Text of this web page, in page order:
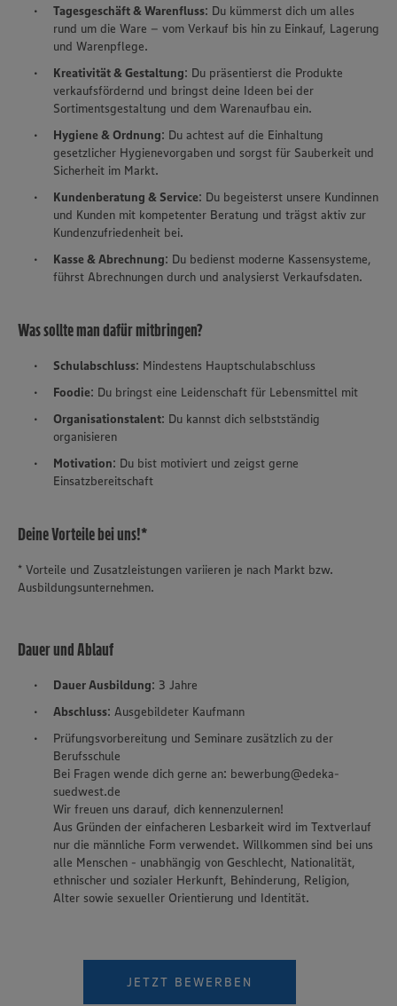
Wir setzen Cookies und andere Technologien ein, um Ihnen
Tagesgeschäft & Warenfluss: Du kümmerst dich um alles
rund um die Ware – vom Verkauf bis hin zu Einkauf, Lagerung
und Warenpflege.
Kreativität & Gestaltung: Du präsentierst die Produkte
verkaufsfördernd und bringst deine Ideen bei der
Sortimentsgestaltung und dem Warenaufbau ein.
Hygiene & Ordnung: Du achtest auf die Einhaltung
gesetzlicher Hygienevorgaben und sorgst für Sauberkeit und
Sicherheit im Markt.
Kundenberatung & Service: Du begeisterst unsere Kundinnen
und Kunden mit kompetenter Beratung und trägst aktiv zur
Kundenzufriedenheit bei.
Kasse & Abrechnung: Du bedienst moderne Kassensysteme,
führst Abrechnungen durch und analysierst Verkaufsdaten.
Was sollte man dafür mitbringen?
Schulabschluss: Mindestens Hauptschulabschluss
Foodie: Du bringst eine Leidenschaft für Lebensmittel mit
Organisationstalent: Du kannst dich selbstständig
organisieren
Motivation: Du bist motiviert und zeigst gerne
Einsatzbereitschaft
Deine Vorteile bei uns!*
* Vorteile und Zusatzleistungen variieren je nach Markt bzw.
Ausbildungsunternehmen.
Dauer und Ablauf
Dauer Ausbildung: 3 Jahre
Abschluss: Ausgebildeter Kaufmann
Prüfungsvorbereitung und Seminare zusätzlich zu der
Berufsschule
Bei Fragen wende dich gerne an: bewerbung@edeka-
suedwest.de
Wir freuen uns darauf, dich kennenzulernen!
Aus Gründen der einfacheren Lesbarkeit wird im Textverlauf
nur die männliche Form verwendet. Willkommen sind bei uns
alle Menschen - unabhängig von Geschlecht, Nationalität,
ethnischer und sozialer Herkunft, Behinderung, Religion,
Alter sowie sexueller Orientierung und Identität.
JETZT BEWERBEN